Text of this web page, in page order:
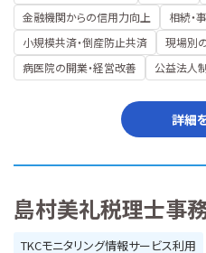
金融機関からの信用力向上
相続・
小規模共済・倒産防止共済
現場別
病医院の開業・経営改善
公益法人
詳細
島村美礼税理士事
TKCモニタリング情報サービス利用